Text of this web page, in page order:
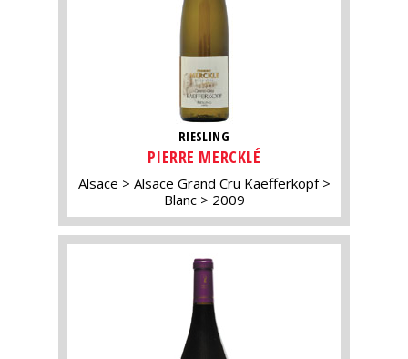
RIESLING
PIERRE MERCKLÉ
Alsace
Alsace Grand Cru Kaefferkopf
Blanc
2009